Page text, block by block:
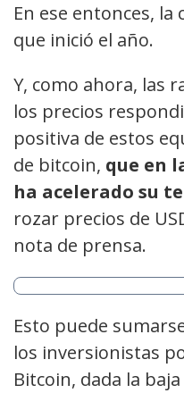
En ese entonces, la
que inició el año.
Y, como ahora, las
los precios
positiva de estos
de bitcoin, que en
ha acelerado su
rozar precios de
nota de prensa.
Esto puede
los inversionistas
Bitcoin, dada la